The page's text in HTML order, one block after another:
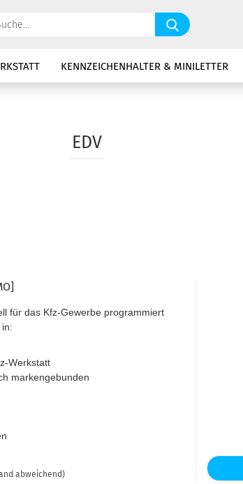
Suche...
KENNZEICHENHALTER & MINILETTER
EDV
für das Kfz-Gewerbe programmiert
Werkstatt
markengebunden
abweichend)